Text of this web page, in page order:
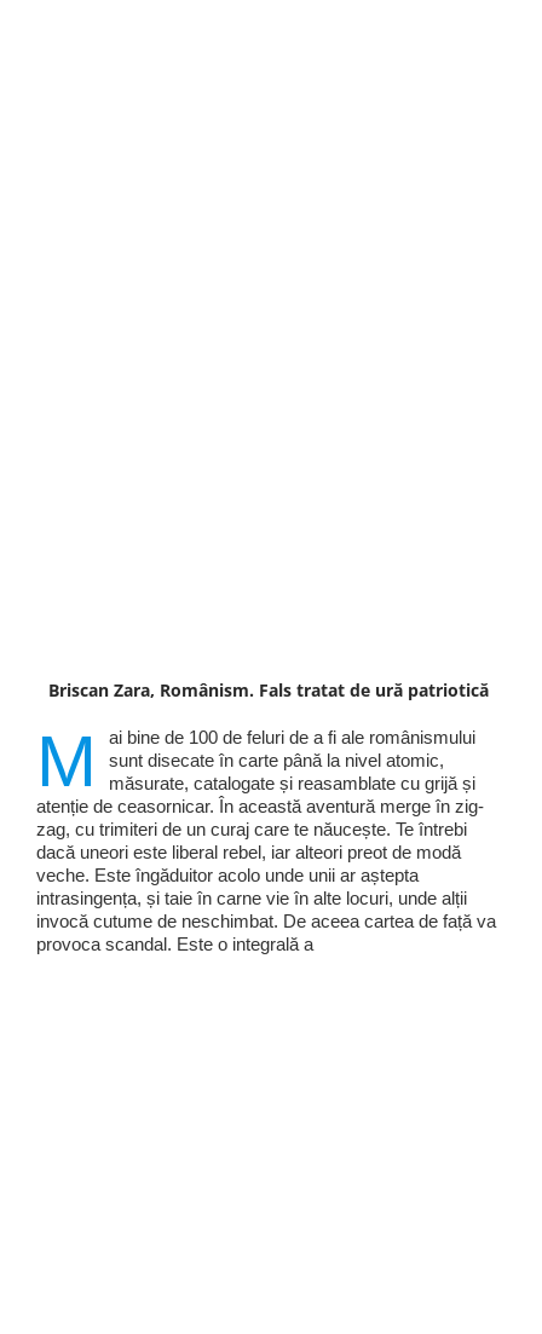
Briscan Zara, Românism. Fals tratat de ură patriotică
M
ai bine de 100 de feluri de a fi ale românismului
sunt disecate în carte până la nivel atomic,
măsurate, catalogate și reasamblate cu grijă și
atenție de ceasornicar. În această aventură merge în zig-
zag, cu trimiteri de un curaj care te năucește. Te întrebi
dacă uneori este liberal rebel, iar alteori preot de modă
veche. Este îngăduitor acolo unde unii ar aștepta
intrasingența, și taie în carne vie în alte locuri, unde alții
invocă cutume de neschimbat. De aceea cartea de față va
provoca scandal. Este o integrală a